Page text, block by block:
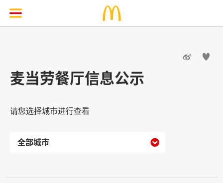
 
麦当劳餐厅信息公示
请您选择城市进行查看
